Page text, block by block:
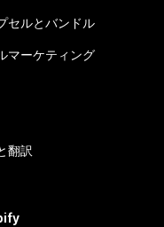
セルとバンドル
マーケティング
翻訳